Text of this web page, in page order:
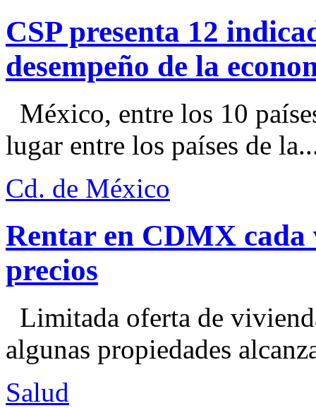
CSP presenta 12
desempeño de la
México, entre los 10
lugar entre los países de
Cd. de México
Rentar en CDMX cada
precios
Limitada oferta de
algunas propiedades
Salud